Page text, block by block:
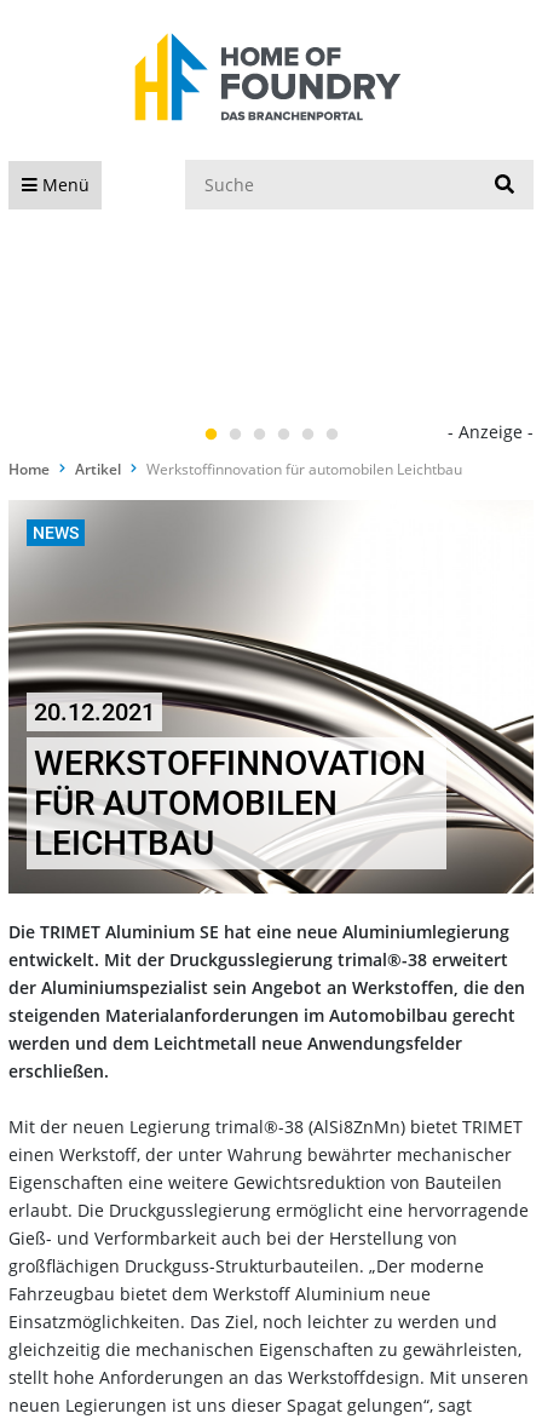
Menü
- Anzeige -
Home Artikel Werkstoffinnovation für automobilen Leichtbau
NEWS
20.12.2021
WERKSTOFFINNOVATION
FÜR AUTOMOBILEN
LEICHTBAU
Die TRIMET Aluminium SE hat eine neue Aluminiumlegierung
entwickelt. Mit der Druckgusslegierung trimal®-38 erweitert
der Aluminiumspezialist sein Angebot an Werkstoffen, die den
steigenden Materialanforderungen im Automobilbau gerecht
werden und dem Leichtmetall neue Anwendungsfelder
erschließen.
Mit der neuen Legierung trimal®-38 (AlSi8ZnMn) bietet TRIMET
einen Werkstoff, der unter Wahrung bewährter mechanischer
Eigenschaften eine weitere Gewichtsreduktion von Bauteilen
erlaubt. Die Druckgusslegierung ermöglicht eine hervorragende
Gieß- und Verformbarkeit auch bei der Herstellung von
großflächigen Druckguss-Strukturbauteilen. „Der moderne
Fahrzeugbau bietet dem Werkstoff Aluminium neue
Einsatzmöglichkeiten. Das Ziel, noch leichter zu werden und
gleichzeitig die mechanischen Eigenschaften zu gewährleisten,
stellt hohe Anforderungen an das Werkstoffdesign. Mit unseren
neuen Legierungen ist uns dieser Spagat gelungen“, sagt